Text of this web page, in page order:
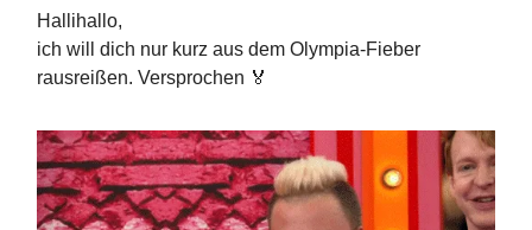
Hallihallo,
ich will dich nur kurz aus dem Olympia-Fieber
rausreißen. Versprochen 🏅